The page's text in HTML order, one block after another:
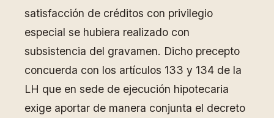
satisfacción de créditos con privilegio
especial se hubiera realizado con
subsistencia del gravamen. Dicho precepto
concuerda con los artículos 133 y 134 de la
LH que en sede de ejecución hipotecaria
exige aportar de manera conjunta el decreto